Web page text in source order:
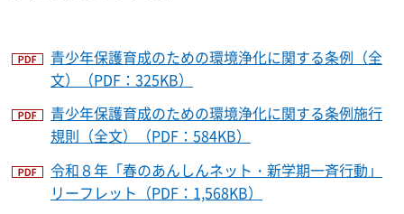
青少年保護育成のための環境浄化に関する条例（全
文）（PDF：325KB）
青少年保護育成のための環境浄化に関する条例施行
規則（全文）（PDF：584KB）
令和８年「春のあんしんネット・新学期一斉行動」
リーフレット（PDF：1,568KB）